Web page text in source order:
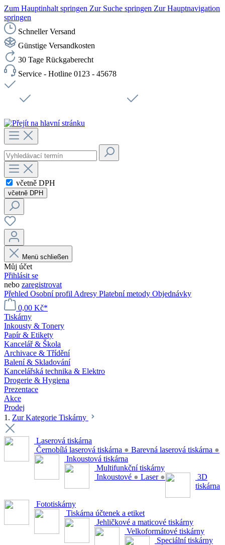
Zum Hauptinhalt springen Zur Suche springen Zur Hauptnavigation
springen
Schneller Versand
Günstige Versandkosten
30 Tage Rückgaberecht
Service - Hotline 0123 - 45678
včetně DPH
včetně DPH
Menü schließen
Můj účet
Přihlásit se
nebo zaregistrovat
Přehled Osobní profil Adresy Platební metody Objednávky
0,00 Kč*
Tiskárny
Inkousty & Tonery
Papír & Etikety
Kancelář & Škola
Archivace & Třídění
Balení & Skladování
Kancelářská technika & Elektro
Drogerie & Hygiena
Prezentace
Akce
Prodej
1. Zur Kategorie Tiskárny
Laserová tiskárna
Černobílá laserová tiskárna ● Barevná laserová tiskárna ●
Inkoustová tiskárna
Multifunkční tiskárny
Inkoustové ● Laser ●
3D
tiskárna
Fototiskárny
Tiskárna účtenek a etiket
Jehličkové a maticové tiskárny
Velkoformátové tiskárny
Speciální tiskárny